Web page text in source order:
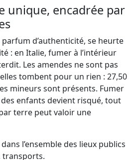
unique, encadrée par
d’authenticité, se heurte
: en Italie, fumer à l’intérieur
Les amendes ne sont pas
elles tombent pour un rien : 27,50
mineurs sont présents. Fumer
enfants devient risqué, tout
terre peut valoir une
l’ensemble des lieux publics
transports.